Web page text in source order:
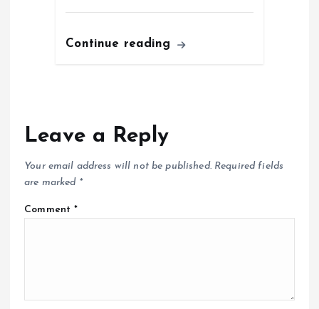
Continue reading
Leave a Reply
Your email address will not be published. Required fields
are marked *
Comment*